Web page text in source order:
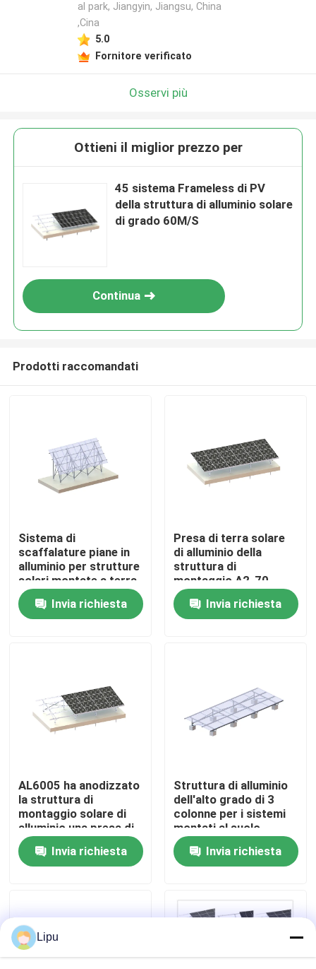
Casa
Prodotti
Manifestazione di VR
Circa noi
Giro della fabbrica
Controllo di qualità
Casi
pv solare che monta i sistemi
al park, Jiangyin, Jiangsu, China
,Cina
5.0
Fornitore verificato
Osservi più
Ottieni il miglior prezzo per
45 sistema Frameless di PV
della struttura di alluminio solare
di grado 60M/S
Continua
Prodotti raccomandati
Sistema di
scaffalature piane in
alluminio per strutture
solari montate a terra
in alluminio
Invia richiesta
Presa di terra solare
di alluminio della
struttura di
montaggio A2-70
88m/S
Invia richiesta
AL6005 ha anodizzato
la struttura di
montaggio solare di
alluminio una presa di
terra da 45 gradi
Invia richiesta
Struttura di alluminio
dell'alto grado di 3
colonne per i sistemi
montati al suolo
Frameless di PV dei
pannelli solari
Invia richiesta
Lipu